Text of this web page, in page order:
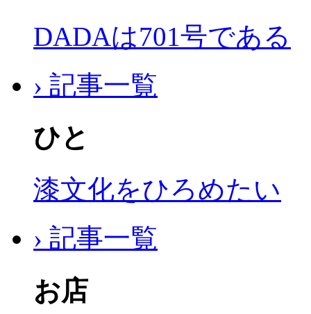
DADAは701号である
› 記事一覧
ひと
漆文化をひろめたい
› 記事一覧
お店